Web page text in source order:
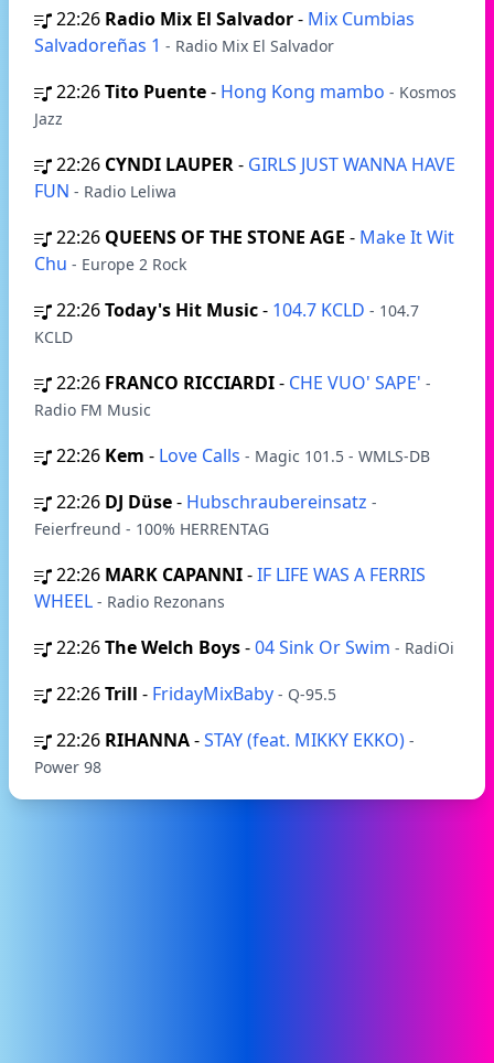
22:26 Radio Mix El Salvador- Mix Cumbias
Salvadoreñas 1 - Radio Mix El Salvador
22:26Tito Puente- Hong Kong mambo - Kosmos
Jazz
22:26 CYNDI LAUPER- GIRLS JUST WANNA HAVE
FUN - Radio Leliwa
22:26 QUEENS OF THE STONE AGE - Make It Wit
Chu - Europe 2 Rock
22:26Today's Hit Music- 104.7 KCLD - 104.7
KCLD
22:26 FRANCO RICCIARDI- CHE VUO' SAPE' -
Radio FM Music
22:26 Kem - Love Calls - Magic 101.5 - WMLS-DB
22:26 DJ Düse- Hubschraubereinsatz -
Feierfreund - 100% HERRENTAG
22:26 MARK CAPANNI-IF LIFE WAS A FERRIS
WHEEL - Radio Rezonans
22:26The Welch Boys-04 Sink Or Swim - RadiOi
22:26Trill - FridayMixBaby - Q-95.5
22:26 RIHANNA-STAY (feat. MIKKY EKKO) -
Power 98